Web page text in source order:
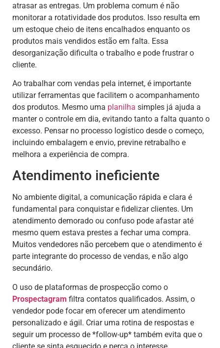
atrasar as entregas. Um problema comum é não
monitorar a rotatividade dos produtos. Isso resulta em
um estoque cheio de itens encalhados enquanto os
produtos mais vendidos estão em falta. Essa
desorganização dificulta o trabalho e pode frustrar o
cliente.
Ao trabalhar com vendas pela internet, é importante
utilizar ferramentas que facilitem o acompanhamento
dos produtos. Mesmo uma planilha simples já ajuda a
manter o controle em dia, evitando tanto a falta quanto o
excesso. Pensar no processo logístico desde o começo,
incluindo embalagem e envio, previne retrabalho e
melhora a experiência de compra.
Atendimento ineficiente
No ambiente digital, a comunicação rápida e clara é
fundamental para conquistar e fidelizar clientes. Um
atendimento demorado ou confuso pode afastar até
mesmo quem estava prestes a fechar uma compra.
Muitos vendedores não percebem que o atendimento é
parte integrante do processo de vendas, e não algo
secundário.
O uso de plataformas de prospecção como o
Prospectagram filtra contatos qualificados. Assim, o
vendedor pode focar em oferecer um atendimento
personalizado e ágil. Criar uma rotina de respostas e
seguir um processo de *follow-up* também evita que o